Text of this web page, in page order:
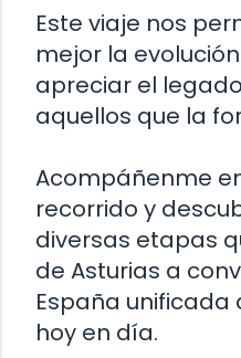
Este viaje nos
mejor la
apreciar el
aquellos que la
Acompáñenme
recorrido y
diversas etapas
de Asturias a
España
hoy en día.